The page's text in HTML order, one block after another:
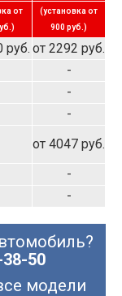
от
(установка от
900 руб.)
руб. от 2292 руб.
-
-
-
от 4047 руб.
-
-
50
модели